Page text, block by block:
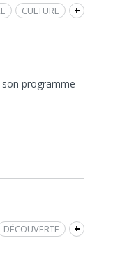
+
CULTURE
programme
+
DÉCOUVERTE